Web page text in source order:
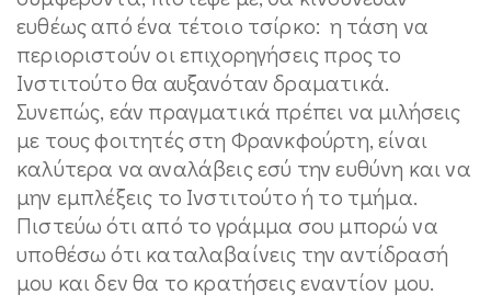
ευθέως από ένα τέτοιο τσίρκο: η τάση να
περιοριστούν οι επιχορηγήσεις προς το
Ινστιτούτο θα αυξανόταν δραματικά.
Συνεπώς, εάν πραγματικά πρέπει να μιλήσεις
με τους φοιτητές στη Φρανκφούρτη, είναι
καλύτερα να αναλάβεις εσύ την ευθύνη και να
μην εμπλέξεις το Ινστιτούτο ή το τμήμα.
Πιστεύω ότι από το γράμμα σου μπορώ να
υποθέσω ότι καταλαβαίνεις την αντίδρασή
μου και δεν θα το κρατήσεις εναντίον μου.